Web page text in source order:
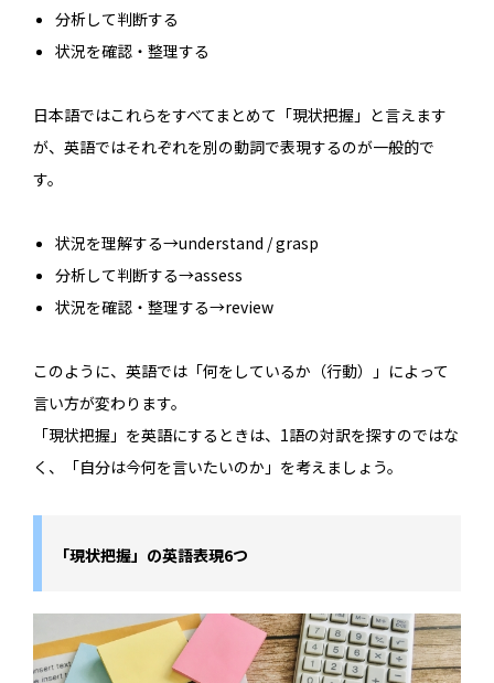
分析して判断する
状況を確認・整理する
日本語ではこれらをすべてまとめて「現状把握」と言えます
が、英語ではそれぞれを別の動詞で表現するのが一般的で
す。
状況を理解する→understand / grasp
分析して判断する→assess
状況を確認・整理する→review
このように、英語では「何をしているか（行動）」によって
言い方が変わります。
「現状把握」を英語にするときは、1語の対訳を探すのではな
く、「自分は今何を言いたいのか」を考えましょう。
「現状把握」の英語表現6つ